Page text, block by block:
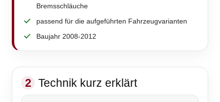
Bremsschläuche
passend für die aufgeführten Fahrzeugvarianten
Baujahr 2008-2012
2 Technik kurz erklärt